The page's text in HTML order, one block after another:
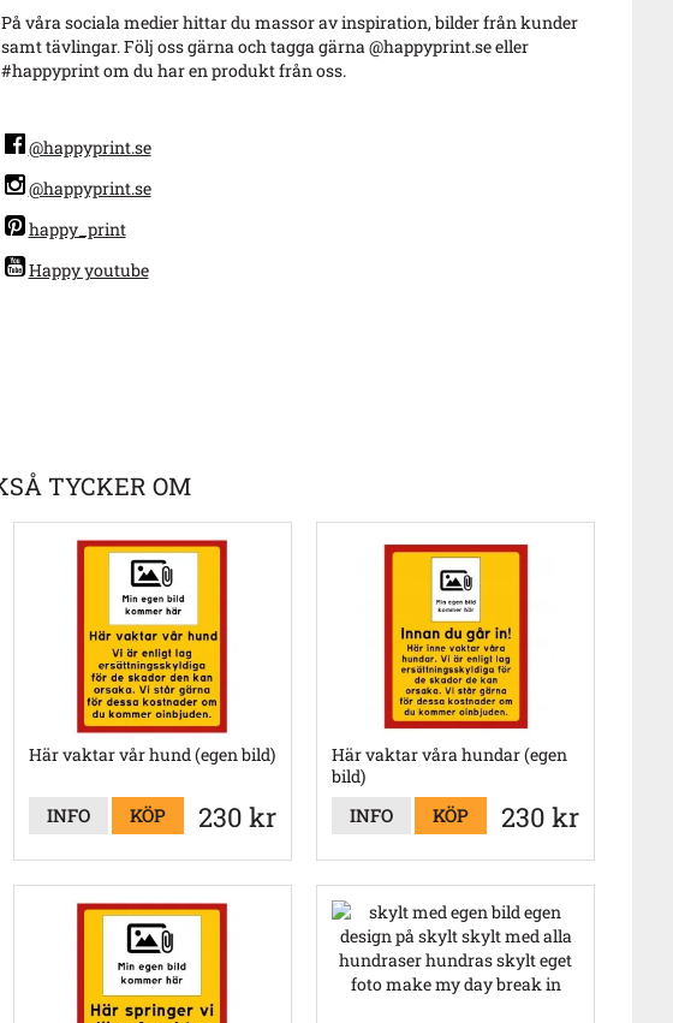
På våra sociala medier hittar du massor av inspiration, bilder från kunder
samt tävlingar. Följ oss gärna och tagga gärna @happyprint.se eller
#happyprint om du har en produkt från oss.
@happyprint.se
@happyprint.se
happy_print
Happy youtube
TYCKER OM
Här vaktar vår hund (egen bild)
230 kr
INFO KÖP
Här vaktar våra hundar (egen
bild)
230 kr
INFO KÖP